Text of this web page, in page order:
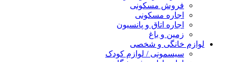
فروش مسکونی
اجاره مسکونی
اجاره اتاق و پانسیون
زمین و باغ
لوازم خانگی و شخصی
سیسمونی / لوازم کودک